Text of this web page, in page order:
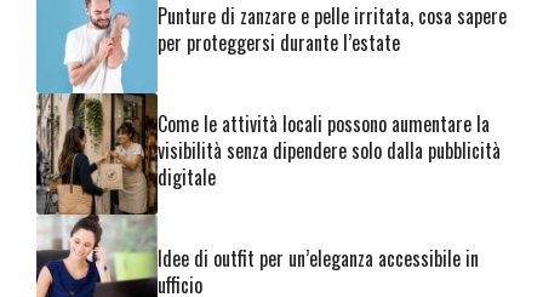
Punture di zanzare e pelle irritata, cosa sapere
per proteggersi durante l’estate
Come le attività locali possono aumentare la
visibilità senza dipendere solo dalla pubblicità
digitale
Idee di outfit per un’eleganza accessibile in
ufficio